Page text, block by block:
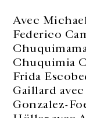
Avec
Federico
Chuquimia
Frida
Gaillard
Gonzalez-